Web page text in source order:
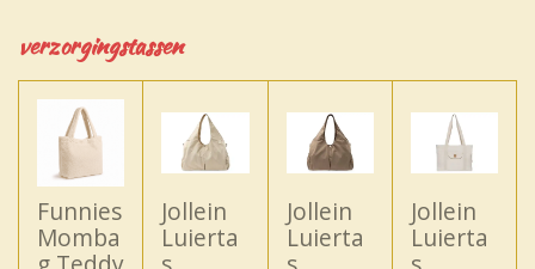
verzorgingstassen
Funnies
Momba
Jollein
Luierta
Jollein
Luierta
Jollein
Luierta